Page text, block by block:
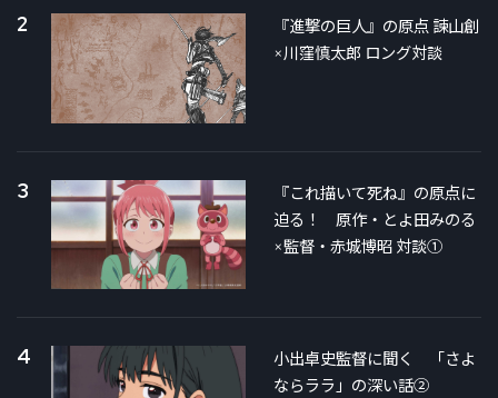
2
『進撃の巨人』の原点 諫山創
×川窪慎太郎 ロング対談
3
『これ描いて死ね』の原点に
迫る！ 原作・とよ田みのる
×監督・赤城博昭 対談①
4
小出卓史監督に聞く 「さよ
ならララ」の深い話②